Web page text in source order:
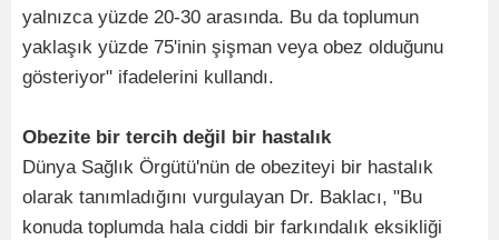
yalnızca yüzde 20-30 arasında. Bu da toplumun
yaklaşık yüzde 75'inin şişman veya obez olduğunu
gösteriyor" ifadelerini kullandı.
Obezite bir tercih değil bir hastalık
Dünya Sağlık Örgütü'nün de obeziteyi bir hastalık
olarak tanımladığını vurgulayan Dr. Baklacı, "Bu
konuda toplumda hala ciddi bir farkındalık eksikliği